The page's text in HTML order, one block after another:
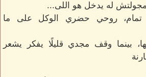
مجولتش له يدخل هو اللى...
تمام، روحي حضري الوكل على ما
بينما وقف مجدي قليلًا يفكر يشعر